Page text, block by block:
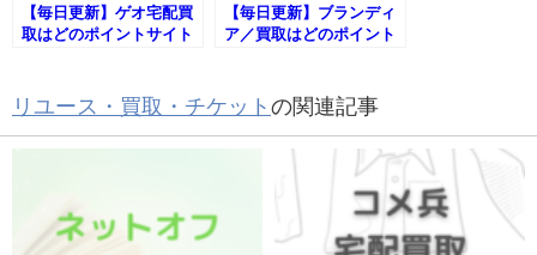
【毎日更新】ゲオ宅配買
取はどのポイントサイト
【毎日更新】ブランディ
ア／買取はどのポイント
リユース・買取・チケット の関連記事